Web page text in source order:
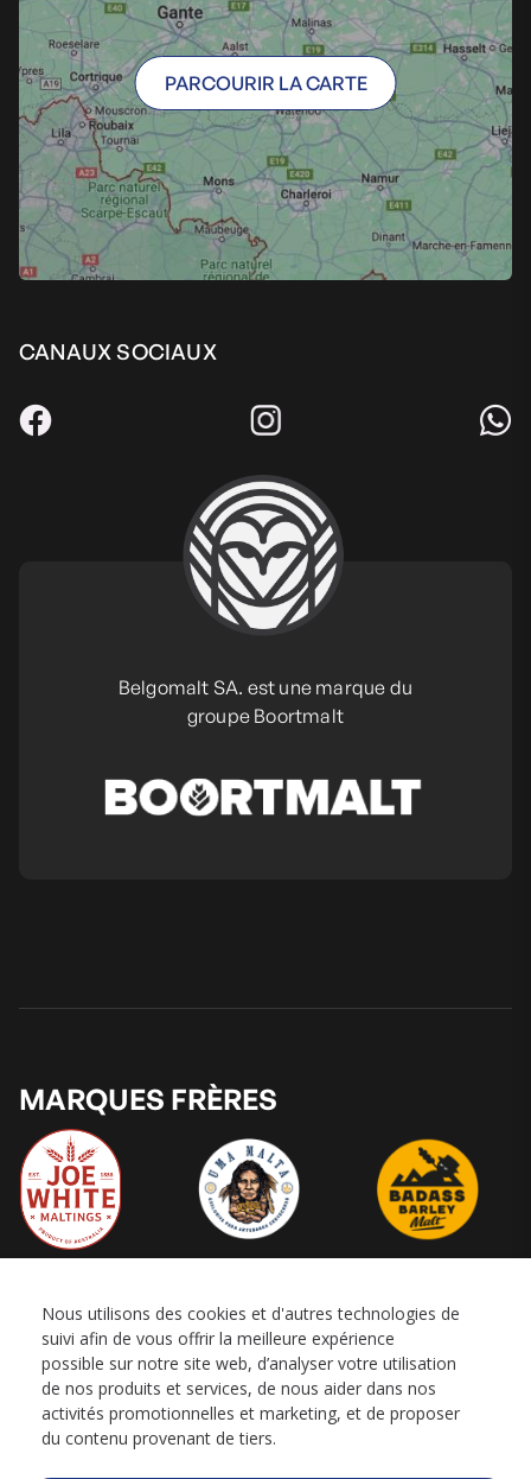
PARCOURIR LA CARTE
CANAUX SOCIAUX
Belgomalt SA. est une marque du
groupe Boortmalt
MARQUES FRÈRES
Nous utilisons des cookies et d'autres technologies de
suivi afin de vous offrir la meilleure expérience
possible sur notre site web, d’analyser votre utilisation
de nos produits et services, de nous aider dans nos
activités promotionnelles et marketing, et de proposer
du contenu provenant de tiers.